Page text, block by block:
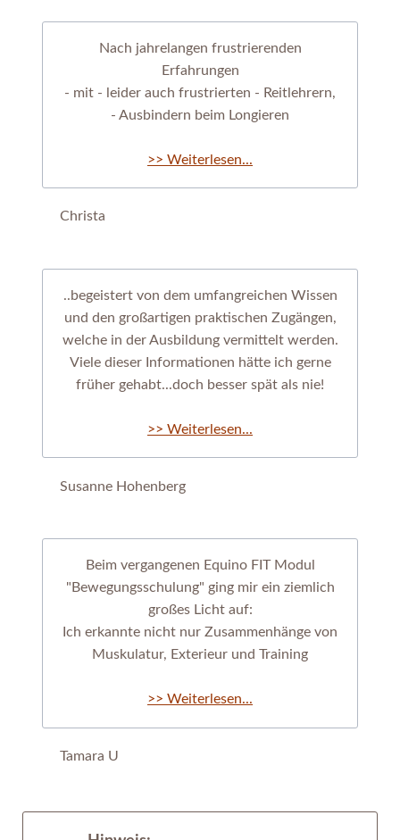
Nach jahrelangen frustrierenden
Erfahrungen
- mit - leider auch frustrierten - Reitlehrern,
- Ausbindern beim Longieren
>> Weiterlesen...
Christa
..begeistert von dem umfangreichen Wissen
und den großartigen praktischen Zugängen,
welche in der Ausbildung vermittelt werden.
Viele dieser Informationen hätte ich gerne
früher gehabt...doch besser spät als nie!
>> Weiterlesen...
Susanne Hohenberg
Beim vergangenen Equino FIT Modul
"Bewegungsschulung" ging mir ein ziemlich
großes Licht auf:
Ich erkannte nicht nur Zusammenhänge von
Muskulatur, Exterieur und Training
>> Weiterlesen...
Tamara U